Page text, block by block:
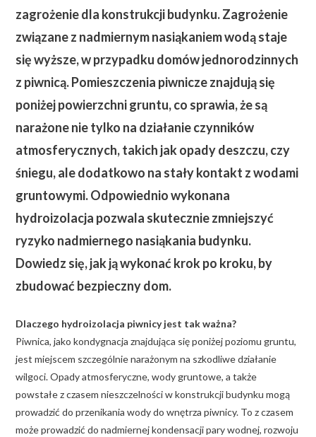
zagrożenie dla konstrukcji budynku. Zagrożenie
związane z nadmiernym nasiąkaniem wodą staje
się wyższe, w przypadku domów jednorodzinnych
z piwnicą.Pomieszczenia piwnicze znajdują się
poniżej powierzchni gruntu, co sprawia, że są
narażone nie tylko na działanie czynników
atmosferycznych, takich jak opady deszczu, czy
śniegu, ale dodatkowo na stały kontakt z wodami
gruntowymi.Odpowiednio wykonana
hydroizolacja pozwala skutecznie zmniejszyć
ryzyko nadmiernego nasiąkania budynku.
Dowiedz się, jak ją wykonać krok po kroku, by
zbudować bezpieczny dom.
Dlaczego hydroizolacja piwnicy jest tak ważna?
Piwnica, jako kondygnacja znajdująca się poniżej poziomu gruntu,
jest miejscem szczególnie narażonym na szkodliwe działanie
wilgoci. Opady atmosferyczne, wody gruntowe, a także
powstałe z czasem nieszczelności w konstrukcji budynku mogą
prowadzić do przenikania wody do wnętrza piwnicy. To z czasem
może prowadzić do nadmiernej kondensacji pary wodnej, rozwoju